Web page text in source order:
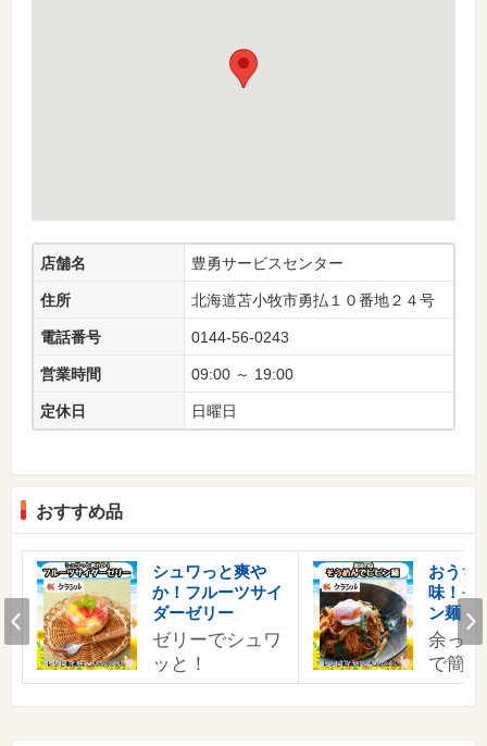
店舗名 豊勇サービスセンター
住所 北海道苫小牧市勇払１０番地２４号
電話番号 0144-56-0243
営業時間 09:00 ～ 19:00
定休日 日曜日
おすすめ品
シュワっと爽や
か！フルーツサイ
ダーゼリー
ゼリーでシュワ
ッと！
おうち
味！そ
ン麺
余っ
で簡
Prev